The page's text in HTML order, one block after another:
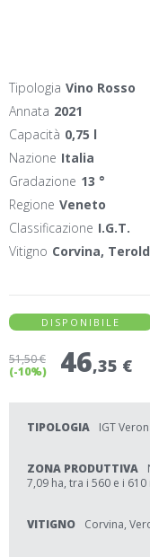
Tipologia Vino Rosso
Annata 2021
Capacità 0,75 l
Nazione Italia
Gradazione 13 °
Regione Veneto
Classificazione I.G.T.
Vitigno Corvina,
DISPONIBILE
51,50 €
(-10%)
46,35 €
TIPOLOGIA IGT
ZONA PRODUTTIVA
7,09 ha, tra i 560 e i
VITIGNO Corvina,